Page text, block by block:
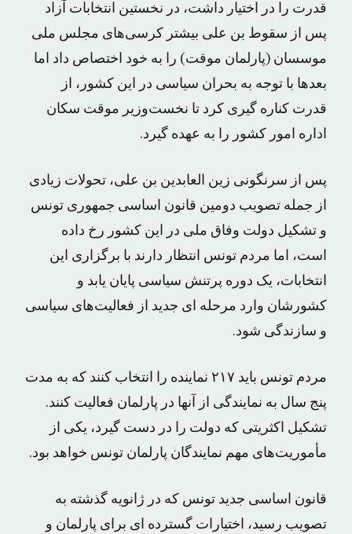
قدرت را در اختیار داشت، در نخستین انتخابات آزاد
پس از سقوط بن علی بیشتر کرسی‌های مجلس ملی
موسسان (پارلمان موقت) را به خود اختصاص داد اما
بعدها با توجه به بحران سیاسی در این کشور، از
قدرت کناره گیری کرد تا نخست‌وزیر موقت سکان
اداره امور کشور را به عهده گیرد.
پس از سرنگونی زین العابدین بن علی، تحولات زیادی
از جمله تصویب دومین قانون اساسی جمهوری تونس
و تشکیل دولت وفاق ملی در این کشور رخ داده
است، اما مردم تونس انتظار دارند با برگزاری این
انتخابات، یک دوره پرتنش سیاسی پایان یابد و
کشورشان وارد مرحله ای جدید از فعالیت‌های سیاسی
و سازندگی شود.
مردم تونس باید ۲۱۷ نماینده را انتخاب کنند که به مدت
پنج سال به نمایندگی از آنها در پارلمان فعالیت کنند.
تشکیل اکثریتی که دولت را در دست گیرد، یکی از
مأموریت‌های مهم نمایندگان پارلمان تونس خواهد بود.
قانون اساسی جدید تونس که در ژانویه گذشته به
تصویب رسید، اختیارات گسترده ای برای پارلمان و